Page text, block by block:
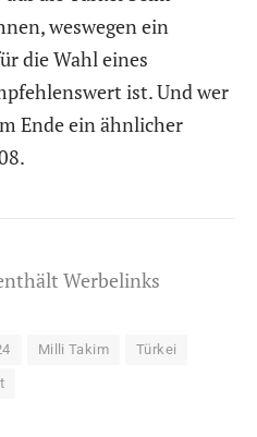
weswegen ein
die Wahl eines
ist. Und wer
Ende ein ähnlicher
Werbelinks
Milli Takim Türkei